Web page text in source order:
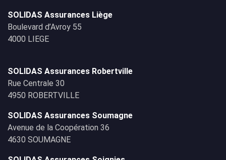
SOLIDAS Assurances Liège
Boulevard d’Avroy 55
4000 LIEGE
SOLIDAS Assurances Robertville
Rue Centrale 30
4950 ROBERTVILLE
SOLIDAS Assurances Soumagne
Avenue de la Coopération 36
4630 SOUMAGNE